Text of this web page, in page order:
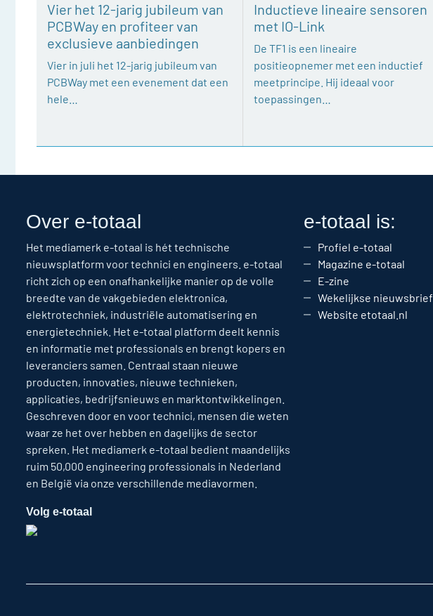
Vier het 12-jarig jubileum van
PCBWay en profiteer van
exclusieve aanbiedingen
Vier in juli het 12-jarig jubileum van
PCBWay met een evenement dat een
hele…
Inductieve lineaire sensoren
met IO-Link
De TF1 is een lineaire
positieopnemer met een inductief
meetprincipe. Hij ideaal voor
toepassingen…
Over e-totaal
Het mediamerk e-totaal is hét technische
nieuwsplatform voor technici en engineers. e-totaal
richt zich op een onafhankelijke manier op de volle
breedte van de vakgebieden elektronica,
elektrotechniek, industriële automatisering en
energietechniek. Het e-totaal platform deelt kennis
en informatie met professionals en brengt kopers en
leveranciers samen. Centraal staan nieuwe
producten, innovaties, nieuwe technieken,
applicaties, bedrijfsnieuws en marktontwikkelingen.
Geschreven door en voor technici, mensen die weten
waar ze het over hebben en dagelijks de sector
spreken. Het mediamerk e-totaal bedient maandelijks
ruim 50,000 engineering professionals in Nederland
en België via onze verschillende mediavormen.
Volg e-totaal
e-totaal is:
Profiel e-totaal
Magazine e-totaal
E-zine
Wekelijkse nieuwsbrief
Website etotaal.nl